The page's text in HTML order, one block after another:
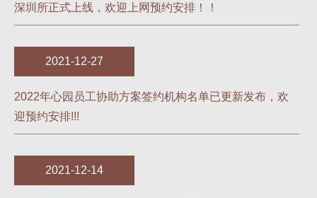
深圳所正式上线，欢迎上网预约安排！！
2021-12-27
2022年心园员工协助方案签约机构名单已更新发布，欢
迎预约安排!!!
2021-12-14